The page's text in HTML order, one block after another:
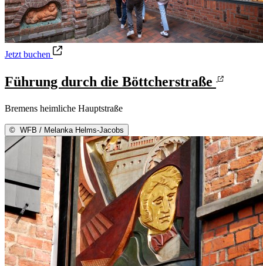
Jetzt buchen Führung durch die Böttcherstraße
Führung durch die Böttcherstraße
Bremens heimliche Hauptstraße
© WFB / Melanka Helms-Jacobs